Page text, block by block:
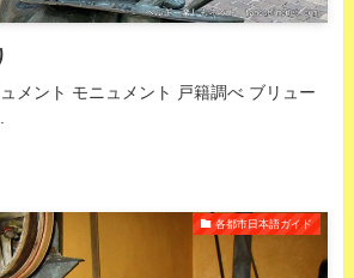
メント モニュメント 戸籍調べ ブリュー
各都市日本語ガイド